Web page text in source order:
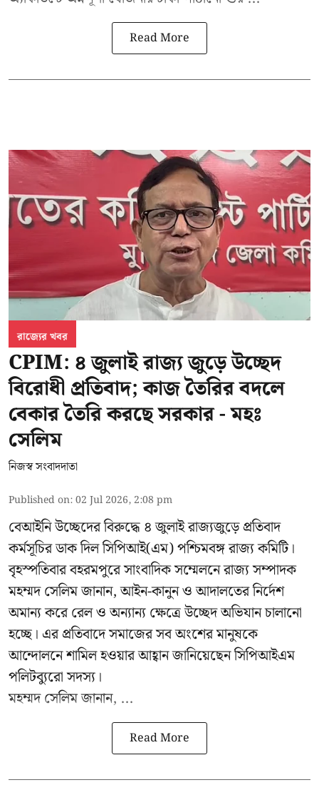
Read More
রাজ্যের খবর
CPIM: ৪ জুলাই রাজ্য জুড়ে উচ্ছেদ
বিরোধী প্রতিবাদ; কাজ তৈরির বদলে
বেকার তৈরি করছে সরকার - মহঃ
সেলিম
নিজস্ব সংবাদদাতা
Published on:02 Jul 2026, 2:08 pm
বেআইনি উচ্ছেদের বিরুদ্ধে ৪ জুলাই রাজ্যজুড়ে প্রতিবাদ
কর্মসূচির ডাক দিল সিপিআই(এম) পশ্চিমবঙ্গ রাজ্য কমিটি।
বৃহস্পতিবার বহরমপুরে সাংবাদিক সম্মেলনে রাজ্য সম্পাদক
মহম্মদ সেলিম জানান, আইন-কানুন ও আদালতের নির্দেশ
অমান্য করে রেল ও অন্যান্য ক্ষেত্রে উচ্ছেদ অভিযান চালানো
হচ্ছে। এর প্রতিবাদে সমাজের সব অংশের মানুষকে
আন্দোলনে শামিল হওয়ার আহ্বান জানিয়েছেন সিপিআইএম
পলিটব্যুরো সদস্য।
মহম্মদ সেলিম জানান, ...
Read More